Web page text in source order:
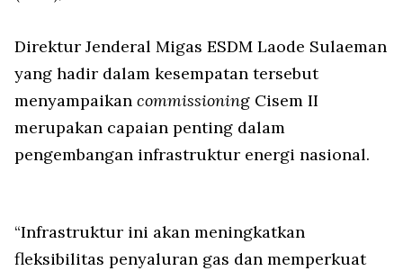
Direktur Jenderal Migas ESDM Laode Sulaeman
yang hadir dalam kesempatan tersebut
menyampaikan commissioning Cisem II
merupakan capaian penting dalam
pengembangan infrastruktur energi nasional.
“Infrastruktur ini akan meningkatkan
fleksibilitas penyaluran gas dan memperkuat